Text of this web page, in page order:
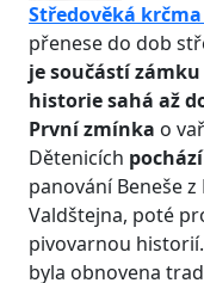
Středověká
přenese do dob
je součástí
historie sahá až
První zmínka o
Dětenicích
panování Beneše z
Valdštejna, poté
pivovarnou
byla obnovena